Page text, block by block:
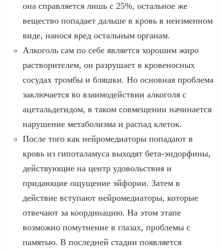
она справляется лишь с 25%, остальное же
вещество попадает дальше в кровь в неизменном
виде, нанося вред остальным органам.
Алкоголь сам по себе является хорошим жиро
растворителем, он разрушает в кровеносных
сосудах тромбы и бляшки. Но основная проблема
заключается во взаимодействии алкоголя с
ацетальдегидом, в таком совмещении начинается
нарушение метаболизма и распад клеток.
После того как нейромедиаторы попадают в
кровь из гипоталамуса выходят бета-эндорфины,
действующие на центр удовольствия и
придающие ощущение эйфории. Затем в
действие вступают нейромедиаторы, которые
отвечают за координацию. На этом этапе
возможно помутнение в глазах, проблемы с
памятью. В последней стадии появляется